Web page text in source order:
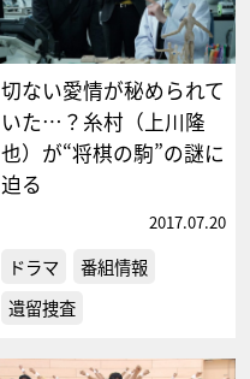
切ない愛情が秘められて
いた…？糸村（上川隆
也）が“将棋の駒”の謎に
迫る
2017.07.20
ドラマ
番組情報
遺留捜査